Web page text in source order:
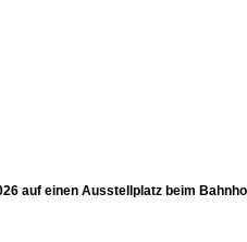
auf einen Ausstellplatz beim